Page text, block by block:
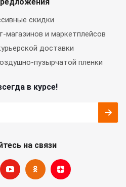
скидки
магазинов и маркетплейсов
доставки
пузырчатой пленки
в курсе!
на связи